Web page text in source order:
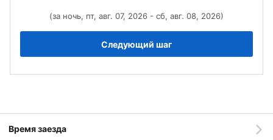
(за ночь, пт, авг. 07, 2026 - сб, авг. 08, 2026)
Следующий шаг
Время заезда